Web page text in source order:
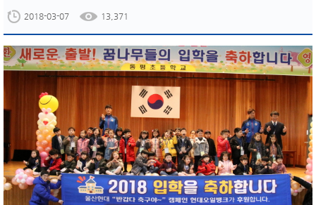
2018-03-07 13,371